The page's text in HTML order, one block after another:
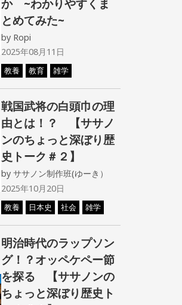
か ~わかりやすくま
とめてみた~
by Ropi
2025年08月11日
教養 教育 雑学
戦国武将の白頭巾の理
由とは！？ 【ササノ
ンのちょっと深ぼり歴
史トーク＃２】
by ササノン制作班(ゆーき）
2025年10月20日
教養 日本史 社会 雑学
明治時代のラップソン
グ！？オッペケペー節
を探る 【ササノンの
ちょっと深ぼり歴史ト